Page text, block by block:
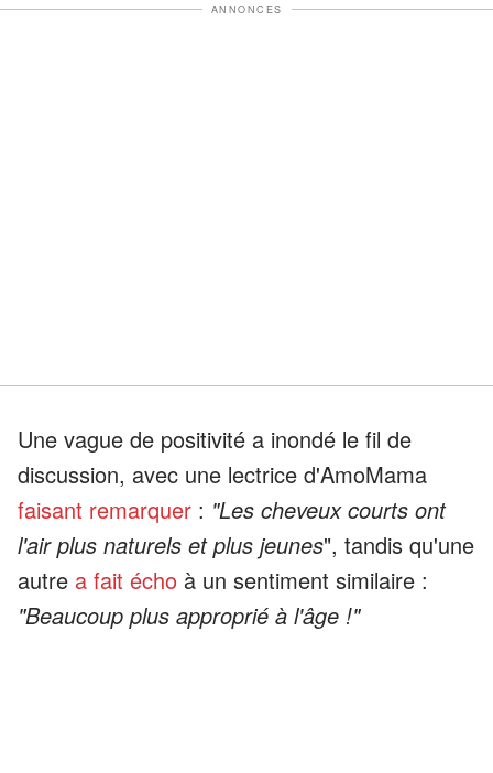
ANNONCES
Une vague de positivité a inondé le fil de
discussion, avec une lectrice d'AmoMama
faisant remarquer : "Les cheveux courts ont
l'air plus naturels et plus jeunes", tandis qu'une
autre a fait écho à un sentiment similaire :
"Beaucoup plus approprié à l'âge !"